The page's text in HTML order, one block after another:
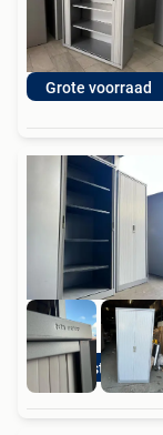
Grote voorraad
50 stuks